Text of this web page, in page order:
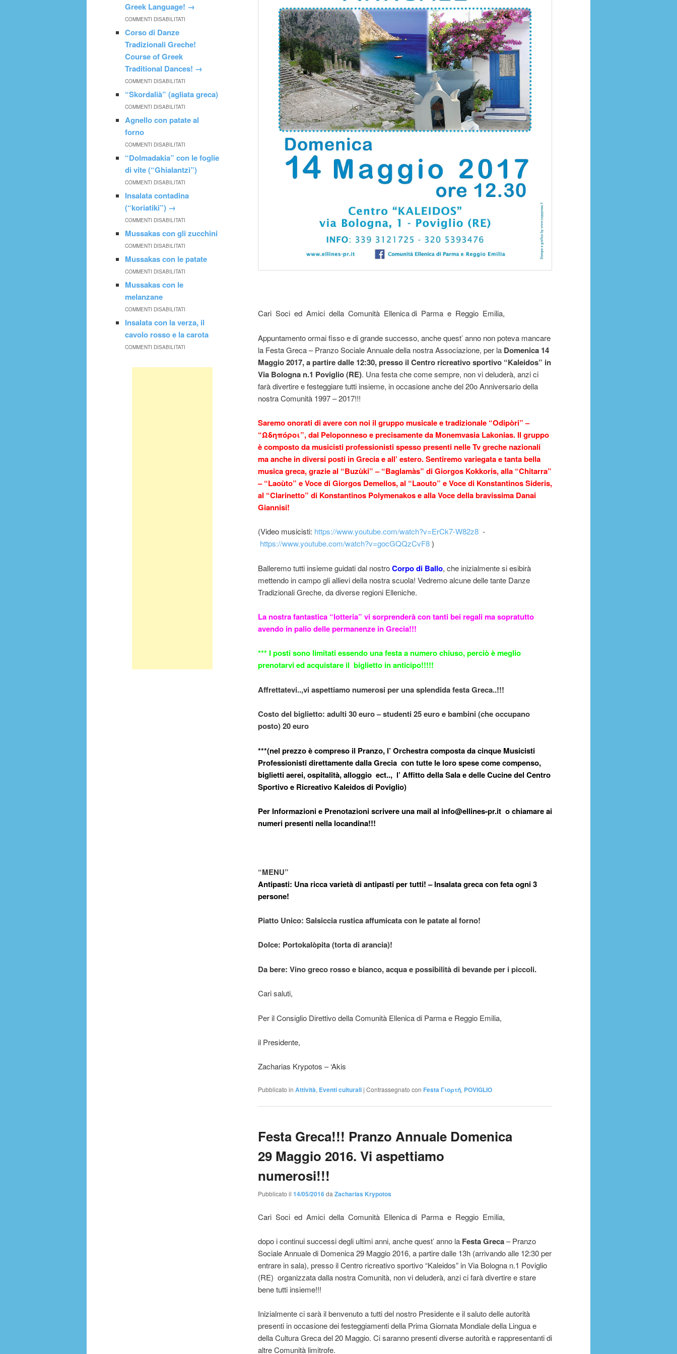
Cari Soci ed Amici della Comunità Ellenica di Parma e Reggio Emilia,
Appuntamento ormai fisso e di grande successo, anche quest’ anno non poteva mancare
la Festa Greca – Pranzo Sociale Annuale della nostra Associazione, per la Domenica 14
Maggio 2017, a partire dalle 12:30, presso il Centro ricreativo sportivo “Kaleidos” in
Via Bologna n.1 Poviglio (RE). Una festa che come sempre, non vi deluderà, anzi ci
farà divertire e festeggiare tutti insieme, in occasione anche del 20o Anniversario della
nostra Comunità 1997 – 2017!!!
Saremo onorati di avere con noi il gruppo musicale e tradizionale “Odipòri” –
“Ωδηπόροι”, dal Peloponneso e precisamente da Monemvasia Lakonias. Il gruppo
è composto da musicisti professionisti spesso presenti nelle Tv greche nazionali
ma anche in diversi posti in Grecia e all’ estero. Sentiremo variegata e tanta bella
musica greca, grazie al “Buzùki” – “Baglamàs” di Giorgos Kokkoris, alla “Chitarra”
– “Laoùto” e Voce di Giorgos Demellos, al “Laouto” e Voce di Konstantinos Sideris,
al “Clarinetto” di Konstantinos Polymenakos e alla Voce della bravissima Danai
Giannisi!
(Video musicisti: https://www.youtube.com/watch?v=ErCk7-W82z8 -
https://www.youtube.com/watch?v=gocGQQzCvF8)
Balleremo tutti insieme guidati dal nostroCorpo di Ballo, che inizialmente si esibirà
mettendo in campo gli allievi della nostra scuola! Vedremo alcune delle tante Danze
Tradizionali Greche, da diverse regioni Elleniche.
La nostra fantastica “lotteria” vi sorprenderà con tanti bei regali ma sopratutto
avendo in palio delle permanenze in Grecia!!!
*** I posti sono limitati essendo una festa a numero chiuso, perciò è meglio
prenotarvi ed acquistare il biglietto in anticipo!!!!!
Affrettatevi..,vi aspettiamo numerosi per una splendida festa Greca..!!!
Costo del biglietto: adulti 30 euro – studenti 25 euro e bambini (che occupano
posto) 20 euro
***(nel prezzo è compreso il Pranzo, l’ Orchestra composta da cinque Musicisti
Professionisti direttamente dalla Grecia con tutte le loro spese come compenso,
biglietti aerei, ospitalità, alloggio ect.., l’ Affitto della Sala e delle Cucine del Centro
Sportivo e Ricreativo Kaleidos di Poviglio)
Per Informazioni e Prenotazioni scrivere una mail al info@ellines-pr.it o chiamare ai
numeri presenti nella locandina!!!
“MENU”
Antipasti: Una ricca varietà di antipasti per tutti! – Insalata greca con feta ogni 3
persone!
Piatto Unico: Salsiccia rustica affumicata con le patate al forno!
Dolce: Portokalòpita (torta di arancia)!
Da bere: Vino greco rosso e bianco, acqua e possibilità di bevande per i piccoli.
Cari saluti,
Per il Consiglio Direttivo della Comunità Ellenica di Parma e Reggio Emilia,
il Presidente,
Zacharias Krypotos – ‘Akis
Pubblicato in Attività, Eventi culturali | Contrassegnato con Festa Γιορτή, POVIGLIO
Festa Greca!!! Pranzo Annuale Domenica
29 Maggio 2016. Vi aspettiamo
numerosi!!!
Pubblicato il 14/05/2016da Zacharias Krypotos
Cari Soci ed Amici della Comunità Ellenica di Parma e Reggio Emilia,
dopo i continui successi degli ultimi anni, anche quest’ anno la Festa Greca– Pranzo
Sociale Annuale di Domenica 29 Maggio 2016, a partire dalle 13h (arrivando alle 12:30 per
entrare in sala), presso il Centro ricreativo sportivo “Kaleidos” in Via Bologna n.1 Poviglio
(RE) organizzata dalla nostra Comunità, non vi deluderà, anzi ci farà divertire e stare
bene tutti insieme!!!
Inizialmente ci sarà il benvenuto a tutti del nostro Presidente e il saluto delle autorità
presenti in occasione dei festeggiamenti della Prima Giornata Mondiale della Lingua e
della Cultura Greca del 20 Maggio. Ci saranno presenti diverse autorità e rappresentanti di
altre Comunità limitrofe.
Greek Language! →
COMMENTI DISABILITATI
Corso di Danze
Tradizionali Greche!
Course of Greek
Traditional Dances! →
COMMENTI DISABILITATI
“Skordalià” (agliata greca)
COMMENTI DISABILITATI
Agnello con patate al
forno
COMMENTI DISABILITATI
“Dolmadakia” con le foglie
di vite (“Ghialantzì”)
COMMENTI DISABILITATI
Insalata contadina
(“koriatiki”) →
COMMENTI DISABILITATI
Mussakas con gli zucchini
COMMENTI DISABILITATI
Mussakas con le patate
COMMENTI DISABILITATI
Mussakas con le
melanzane
COMMENTI DISABILITATI
Insalata con la verza, il
cavolo rosso e la carota
COMMENTI DISABILITATI